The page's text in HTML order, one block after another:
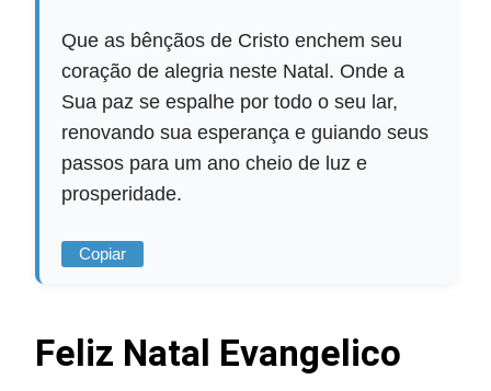
Que as bênçãos de Cristo enchem seu
coração de alegria neste Natal. Onde a
Sua paz se espalhe por todo o seu lar,
renovando sua esperança e guiando seus
passos para um ano cheio de luz e
prosperidade.
Copiar
Feliz Natal Evangelico